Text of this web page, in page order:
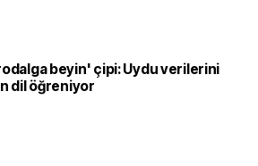
beyin' çipi: Uydu verilerini
dil öğreniyor